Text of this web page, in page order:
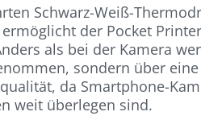
Schwarz-Weiß-
der Pocket
als bei der Kamera
sondern über
da Smartphone-
weit überlegen sind.